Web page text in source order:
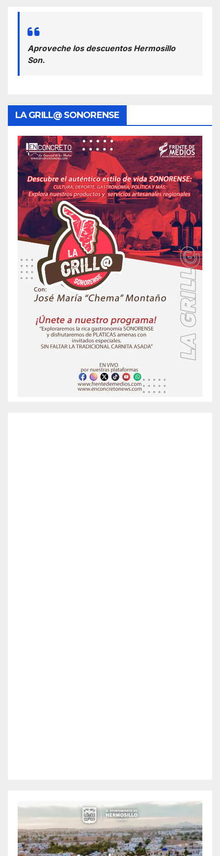
Aproveche los descuentos Hermosillo
Son.
LA GRILL@ SONORENSE